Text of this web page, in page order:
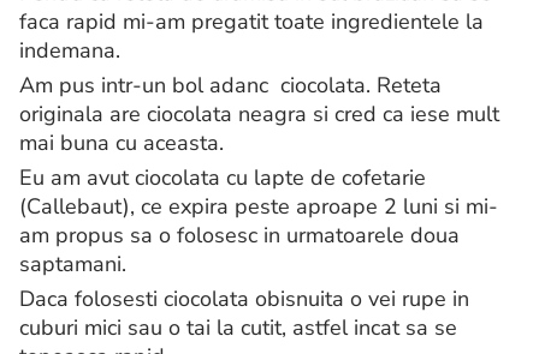
faca rapid mi-am pregatit toate ingredientele la
indemana.
Am pus intr-un bol adanc ciocolata. Reteta
originala are ciocolata neagra si cred ca iese mult
mai buna cu aceasta.
Eu am avut ciocolata cu lapte de cofetarie
(Callebaut), ce expira peste aproape 2 luni si mi-
am propus sa o folosesc in urmatoarele doua
saptamani.
Daca folosesti ciocolata obisnuita o vei rupe in
cuburi mici sau o tai la cutit, astfel incat sa se